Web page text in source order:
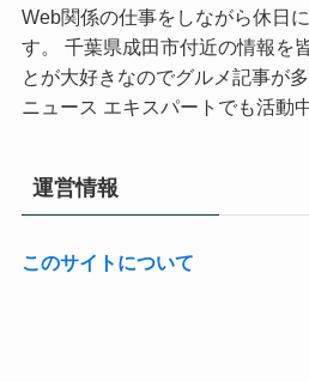
Web関係の仕事をしながら休日
す。 千葉県成田市付近の情報を
とが大好きなのでグルメ記事が
ニュース エキスパートでも活動
運営情報
このサイトについて